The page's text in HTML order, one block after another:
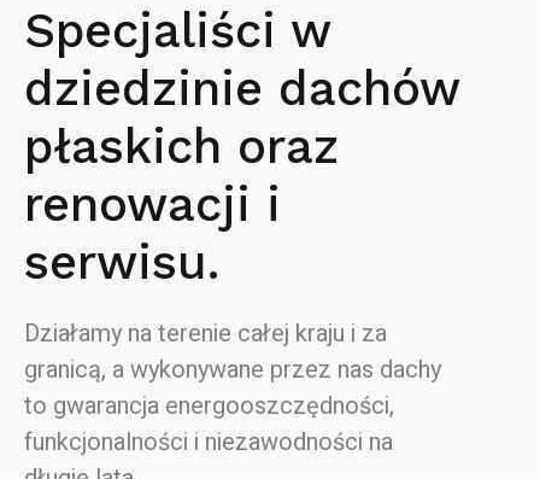
Specjaliści w
dziedzinie dachów
płaskich oraz
renowacji i
serwisu.
Działamy na terenie całej kraju i za
granicą, a wykonywane przez nas dachy
to gwarancja energooszczędności,
funkcjonalności i niezawodności na